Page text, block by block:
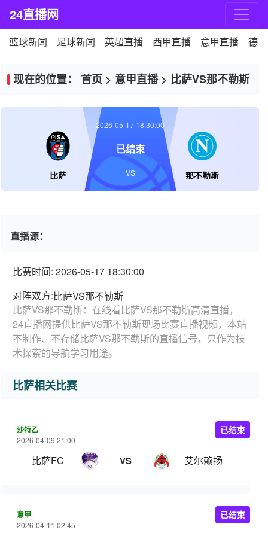
24直播网
篮球新闻 足球新闻 英超直播 西甲直播 意甲直播 德
现在的位置： 首页 > 意甲直播> 比萨VS那不勒斯
比萨 那不勒斯
2026-05-17 18:30:00
已结束
VS
直播源：
比赛时间: 2026-05-17 18:30:00
对阵双方:比萨VS那不勒斯
比萨VS那不勒斯：在线看比萨VS那不勒斯高清直播，
24直播网提供比萨VS那不勒斯现场比赛直播视频，本站
不制作、不存储比萨VS那不勒斯的直播信号，只作为技
术探索的导航学习用途。
比萨相关比赛
沙特乙
2026-04-09 21:00
比萨FC VS 艾尔赖扬
已结束
意甲
2026-04-11 02:45
已结束